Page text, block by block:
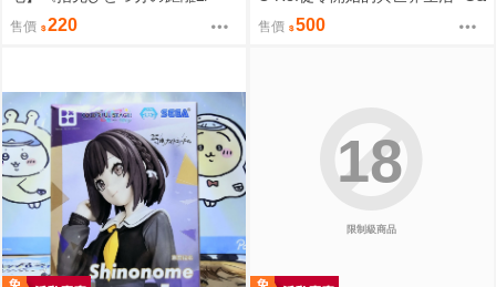
個指尖的距離2》B5/26P黑白內
頁/繁體中文/無修正⬢黑市兔－睫
カ 鬼方カヨコ 鬼方佳世子) FF47
售價 220
G- 雷姆 女僕ver.【日版】
售價 500
限制級商品
18